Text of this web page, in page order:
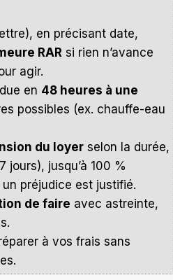
en précisant date,
RAR si rien n’avance
agir.
en 48 heures à une
possibles (ex. chauffe-eau
du loyer selon la durée,
jusqu’à 100 %
un préjudice est justifié.
de faire avec astreinte,
à vos frais sans